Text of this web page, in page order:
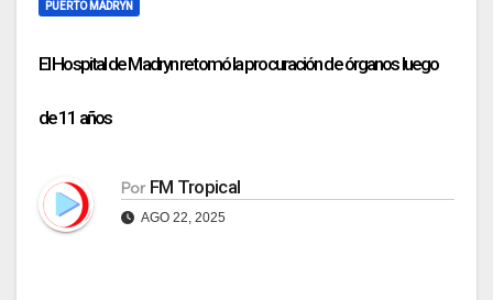
PUERTO MADRYN
El Hospital de Madryn retomó la procuración de órganos luego
de 11 años
Por FM Tropical
AGO 22, 2025